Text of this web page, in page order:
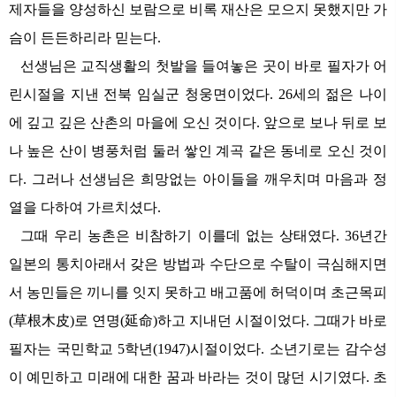
제자들을 양성하신 보람으로 비록 재산은 모으지 못했지만 가
슴이 든든하리라 믿는다.
선생님은 교직생활의 첫발을 들여놓은 곳이 바로 필자가 어
린시절을 지낸 전북 임실군 청웅면이었다. 26세의 젊은 나이
에 깊고 깊은 산촌의 마을에 오신 것이다. 앞으로 보나 뒤로 보
나 높은 산이 병풍처럼 둘러 쌓인 계곡 같은 동네로 오신 것이
다. 그러나 선생님은 희망없는 아이들을 깨우치며 마음과 정
열을 다하여 가르치셨다.
그때 우리 농촌은 비참하기 이를데 없는 상태였다. 36년간
일본의 통치아래서 갖은 방법과 수단으로 수탈이 극심해지면
서 농민들은 끼니를 잇지 못하고 배고품에 허덕이며 초근목피
(草根木皮)로 연명(延命)하고 지내던 시절이었다. 그때가 바로
필자는 국민학교 5학년(1947)시절이었다. 소년기로는 감수성
이 예민하고 미래에 대한 꿈과 바라는 것이 많던 시기였다. 초